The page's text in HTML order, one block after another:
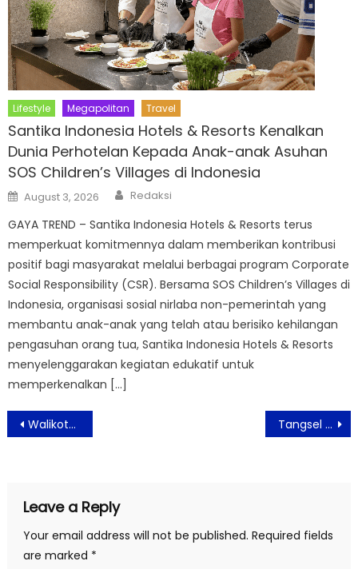
Lifestyle Megapolitan Travel
Santika Indonesia Hotels & Resorts Kenalkan
Dunia Perhotelan Kepada Anak-anak Asuhan
SOS Children’s Villages di Indonesia
Posted
on
August 3, 2026 Author
Redaksi
GAYA TREND – Santika Indonesia Hotels & Resorts terus
memperkuat komitmennya dalam memberikan kontribusi
positif bagi masyarakat melalui berbagai program Corporate
Social Responsibility (CSR). Bersama SOS Children’s Villages di
Indonesia, organisasi sosial nirlaba non-pemerintah yang
membantu anak-anak yang telah atau berisiko kehilangan
pengasuhan orang tua, Santika Indonesia Hotels & Resorts
menyelenggarakan kegiatan edukatif untuk
memperkenalkan […]
Post
navigation
Walikota Sambut Baik Pembukaan Toko Pertama ACE, Informa dan Chatime di Sukabumi Tangsel Menambah Durasi Makan Ditempat Jadi 60 Menit
Leave a Reply
Your email address will not be published. Required fields
are marked *